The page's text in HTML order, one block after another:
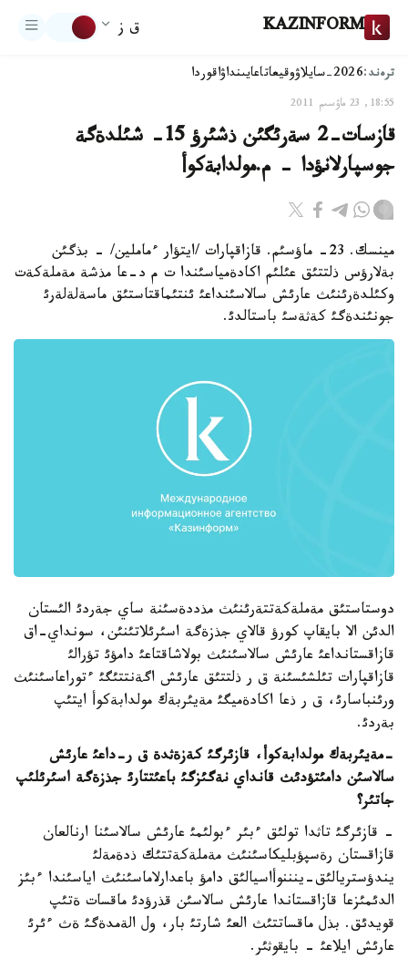
KAZINFORM ق ز
ترەند:2026-سايلاۋ وقيعاتاعايىنداۋاقوردا
18:55, 23 ماۋسىم 2011
قازسات-2 سةرئگئن ذشئرؤ 15- شئلدةگة
جوسپارلانؤدا - م.مولدابةكوأ
مينسك. 23- ماؤسئم. قازاقپارات /ايتؤار ءماملين/ - بذگئن
بةلارؤس ذلتتئق عئلئم اكادةمياسئندا ت م د-عا مذشة مةملةكةت
وكئلدةرئنئث عارئش سالاسئنداعئ ئنتئماقتاستئق ماسةلةلةرئ
جونئندةگئ كةثةسئ باستالدئ.
دوستاستئق مةملةكةتتةرئنئث مذددةسئنة ساي جةردئ الئستان
الدئن الا بايقاپ كورؤ قالاي جذزةگة اسئرئلاتئنئن، سونداي-اق
قازاقستانداعئ عارئش سالاسئنئث بولاشاقتاعئ دامؤئ تؤرالئ
قازاقپارات تئلشئسئنة ق ر ذلتتئق عارئش اگةنتتئگئ ءتوراعاسئنئث
ورئنباسارئ، ق ر ذعا اكادةميگئ مةيئربةك مولدابةكوأ ايتئپ
بةردئ.
-مةيئربةك مولدابةكوأ، قازئرگئ كةزةثدة ق ر-داعئ عارئش
سالاسئن دامئتؤدئث قانداي نةگئزگئ باعئتتارئ جذزةگة اسئرئلئپ
جاتئر؟
- قازئرگئ تاثدا تولئق ءبئر ءبولئمئ عارئش سالاسئنا ارنالعان
قازاقستان رةسپؤبليكاسئنئث مةملةكةتتئك ذدةمةلئ
يندؤستريالئق-ينننوأاسيالئق دامؤ باعدارلاماسئنئث اياسئندا ءبئز
الدئمئزعا قازاقستاندا عارئش سالاسئن قذرؤدئ ماقسات ةتئپ
قويدئق. بذل ماقساتتئث العئ شارتئ بار، ول الةمدةگئ ةث ءئرئ
عارئش ايلاعئ - بايقوثئر.